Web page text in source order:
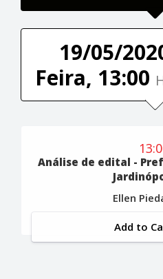
19/05/
Feira, 13:00
Análise de edital -
Ellen
Add to